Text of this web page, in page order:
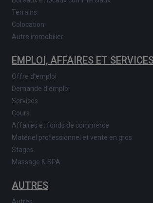
Terrains
Colocation
Autre immobilier
EMPLOI, AFFAIRES ET
Offre d'emploi
Demande d'emploi
Services
Cours
Affaires et fonds de commerce
Matériel professionnel et vente en gros
Stages
Massage & SPA
AUTRES